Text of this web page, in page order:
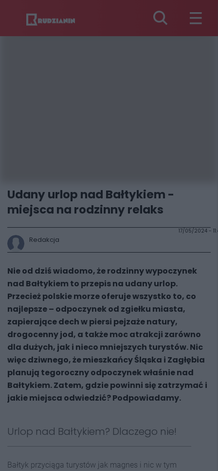
Udany urlop nad Bałtykiem -
miejsca na rodzinny relaks
Redakcja
17/05/2024 -
Nie od dziś wiadomo, że rodzinny wypoczynek
nad Bałtykiem to przepis na udany urlop.
Przecież polskie morze oferuje wszystko to, co
najlepsze – odpoczynek od zgiełku miasta,
zapierające dech w piersi pejzaże natury,
drogocenny jod, a także moc atrakcji zarówno
dla dużych, jak i nieco mniejszych turystów. Nic
więc dziwnego, że mieszkańcy Śląska i Zagłębia
planują tegoroczny odpoczynek właśnie nad
Bałtykiem. Zatem, gdzie powinni się zatrzymać i
jakie miejsca odwiedzić? Podpowiadamy.
Urlop nad Bałtykiem? Dlaczego nie!
Bałtyk przyciąga turystów jak magnes i nic w tym